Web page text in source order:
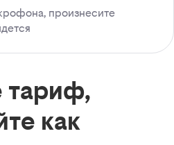
произнесите
тариф,
как